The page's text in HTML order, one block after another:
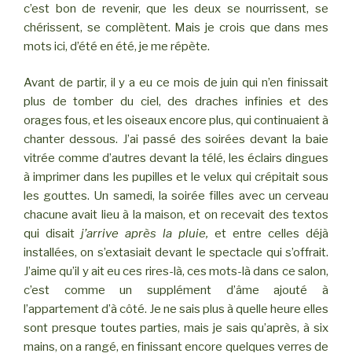
c’est bon de revenir, que les deux se nourrissent, se
chérissent, se complètent. Mais je crois que dans mes
mots ici, d’été en été, je me répète.
Avant de partir, il y a eu ce mois de juin qui n’en finissait
plus de tomber du ciel, des draches infinies et des
orages fous, et les oiseaux encore plus, qui continuaient à
chanter dessous. J’ai passé des soirées devant la baie
vitrée comme d’autres devant la télé, les éclairs dingues
à imprimer dans les pupilles et le velux qui crépitait sous
les gouttes. Un samedi, la soirée filles avec un cerveau
chacune avait lieu à la maison, et on recevait des textos
qui disait j’arrive après la pluie, et entre celles déjà
installées, on s’extasiait devant le spectacle qui s’offrait.
J’aime qu’il y ait eu ces rires-là, ces mots-là dans ce salon,
c’est comme un supplément d’âme ajouté à
l’appartement d’à côté. Je ne sais plus à quelle heure elles
sont presque toutes parties, mais je sais qu’après, à six
mains, on a rangé, en finissant encore quelques verres de